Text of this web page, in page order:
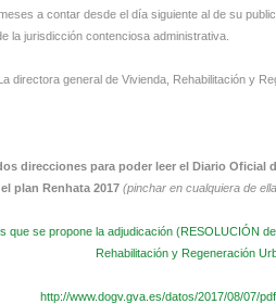
a contar desde el día siguiente al de su
la jurisdicción contenciosa administrativa.
directora general de Vivienda, Rehabilitación y
direcciones para poder leer el Diario Oficial
plan Renhata 2017 (pinchar en cualquiera de
que se propone la adjudicación (RESOLUCIÓN
Rehabilitación y Regeneración
http://www.dogv.gva.es/datos/2017/08/07/